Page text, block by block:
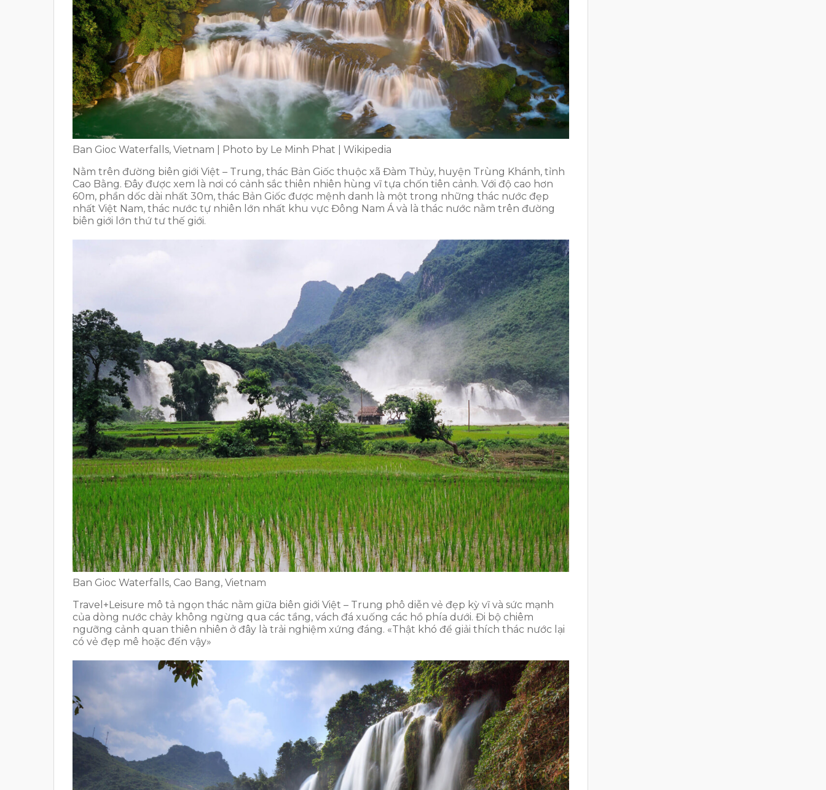
Ban Gioc Waterfalls, Vietnam | Photo by Le Minh Phat | Wikipedia
Nằm trên đường biên giới Việt – Trung, thác Bản Giốc thuộc xã Đàm Thủy, huyện Trùng Khánh, tỉnh
Cao Bằng. Đây được xem là nơi có cảnh sắc thiên nhiên hùng vĩ tựa chốn tiên cảnh. Với độ cao hơn
60m, phần dốc dài nhất 30m, thác Bản Giốc được mệnh danh là một trong những thác nước đẹp
nhất Việt Nam, thác nước tự nhiên lớn nhất khu vực Đông Nam Á và là thác nước nằm trên đường
biên giới lớn thứ tư thế giới.
Ban Gioc Waterfalls, Cao Bang, Vietnam
Travel+Leisure mô tả ngọn thác nằm giữa biên giới Việt – Trung phô diễn vẻ đẹp kỳ vĩ và sức mạnh
của dòng nước chảy không ngừng qua các tầng, vách đá xuống các hồ phía dưới. Đi bộ chiêm
ngưỡng cảnh quan thiên nhiên ở đây là trải nghiệm xứng đáng. «Thật khó để giải thích thác nước lại
có vẻ đẹp mê hoặc đến vậy»